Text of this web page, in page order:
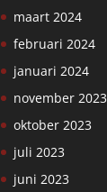
maart 2024
februari 2024
januari 2024
november 2023
oktober 2023
juli 2023
juni 2023